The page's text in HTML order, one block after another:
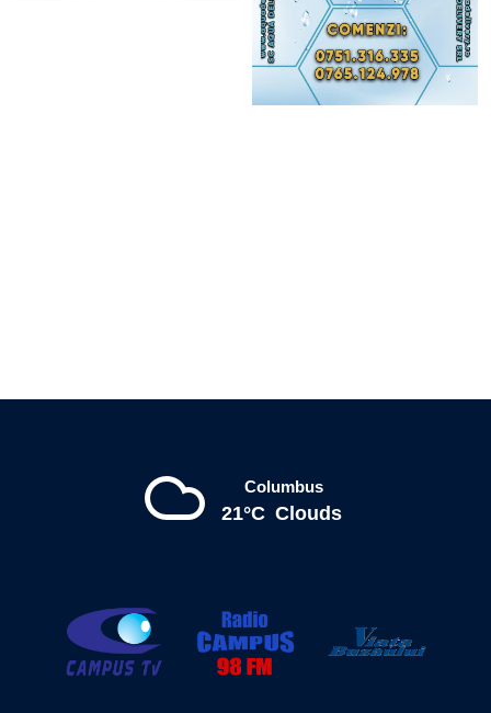
Columbus
21°C Clouds